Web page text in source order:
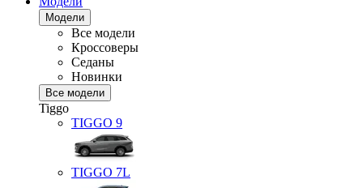
Модели
Все модели
Кроссоверы
Седаны
Новинки
Все модели
Tiggo
TIGGO 9
TIGGO 7L